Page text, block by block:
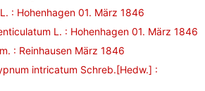
: Hohenhagen 01. März 1846
L. : Hohenhagen 01. März 1846
: Reinhausen März 1846
intricatum Schreb.[Hedw.] :